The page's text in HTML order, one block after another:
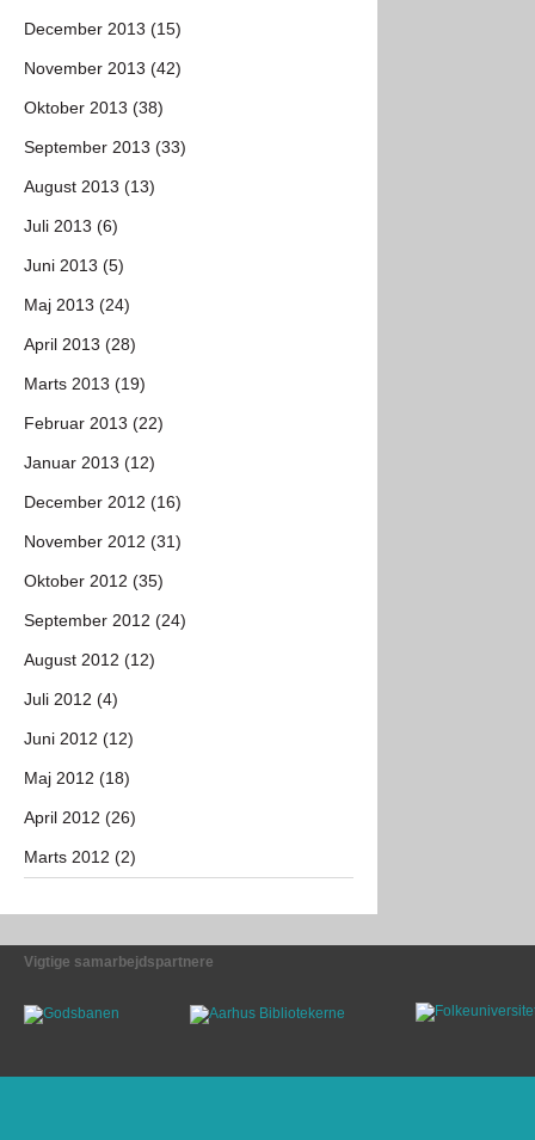
December 2013 (15)
November 2013 (42)
Oktober 2013 (38)
September 2013 (33)
August 2013 (13)
Juli 2013 (6)
Juni 2013 (5)
Maj 2013 (24)
April 2013 (28)
Marts 2013 (19)
Februar 2013 (22)
Januar 2013 (12)
December 2012 (16)
November 2012 (31)
Oktober 2012 (35)
September 2012 (24)
August 2012 (12)
Juli 2012 (4)
Juni 2012 (12)
Maj 2012 (18)
April 2012 (26)
Marts 2012 (2)
Vigtige samarbejdspartnere